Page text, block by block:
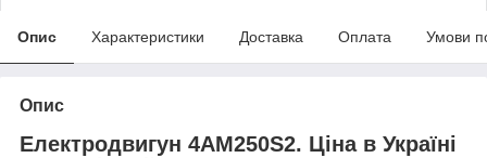
Опис Характеристики Доставка Оплата Умови
Опис
Електродвигун 4АМ250S2. Ціна в Україні